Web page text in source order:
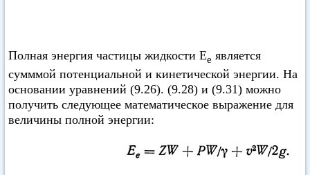
Полная энергия частицы жидкости Ее является
сумммой потенциальной и кинетической энергии. На
основании уравнений (9.26). (9.28) и (9.31) можно
получить следующее математическое выражение для
величины полной энергии: